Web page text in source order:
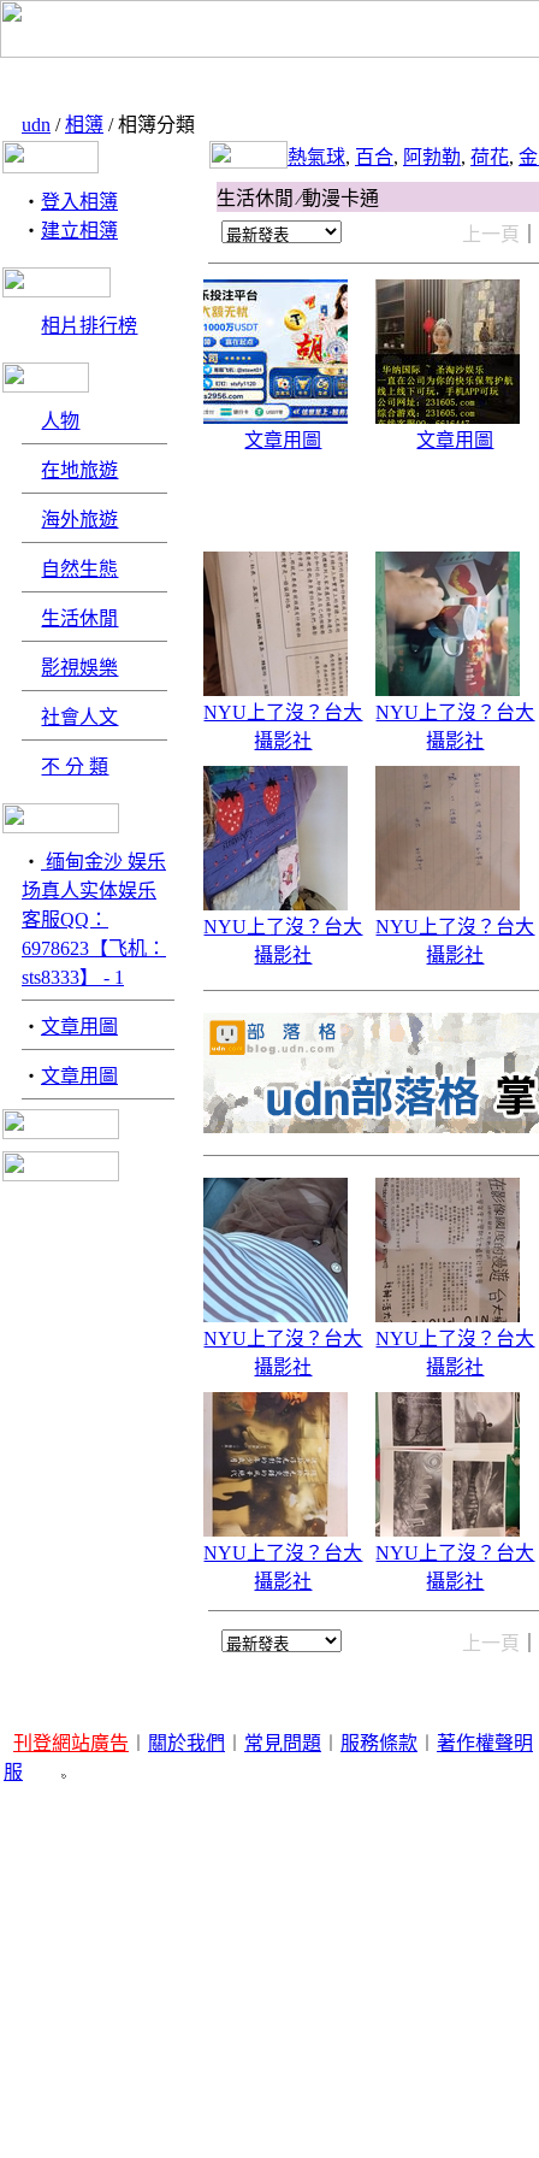
udn /相簿 / 相簿分類
‧ 登入相簿
‧ 建立相簿
相片排行榜
人物
在地旅遊
海外旅遊
自然生態
生活休閒
影視娛樂
社會人文
不 分 類
‧ 缅甸金沙 娱乐
场真人实体娱乐
客服QQ：
6978623【飞机：
sts8333】 - 1
‧ 文章用圖
‧ 文章用圖
熱氣球, 百合, 阿勃勒, 荷花,
生活休閒 ∕動漫卡通
上一頁
文章用圖 文章用圖
NYU上了沒？台大
攝影社
NYU上了沒？台大
攝影社
NYU上了沒？台大
攝影社
NYU上了沒？台大
攝影社
NYU上了沒？台大
攝影社
NYU上了沒？台大
攝影社
NYU上了沒？台大
攝影社
NYU上了沒？台大
攝影社
上一頁
刊登網站廣告 關於我們 常見問題 服務條款 著作權聲明
服